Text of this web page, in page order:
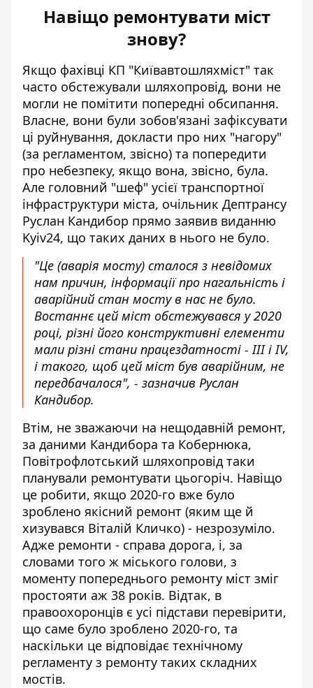
Навіщо ремонтувати міст
знову?
Якщо фахівці КП "Київавтошляхміст" так
часто обстежували шляхопровід, вони не
могли не помітити попередні обсипання.
Власне, вони були зобов'язані зафіксувати
ці руйнування, докласти про них "нагору"
(за регламентом, звісно) та попередити
про небезпеку, якщо вона, звісно, була.
Але головний "шеф" усієї транспортної
інфраструктури міста, очільник Дептрансу
Руслан Кандибор прямо заявив виданню
Kyiv24, що таких даних в нього не було.
"Це (аварія мосту) сталося з невідомих
нам причин, інформації про нагальність і
аварійний стан мосту в нас не було.
Востаннє цей міст обстежувався у 2020
році, різні його конструктивні елементи
мали різні стани працездатності - ІІІ і ІV,
і такого, щоб цей міст був аварійним, не
передбачалося", - зазначив Руслан
Кандибор.
Втім, не зважаючи на нещодавній ремонт,
за даними Кандибора та Кобернюка,
Повітрофлотський шляхопровід таки
планували ремонтувати цьогоріч. Навіщо
це робити, якщо 2020-го вже було
зроблено якісний ремонт (яким ще й
хизувався Віталій Кличко) - незрозуміло.
Адже ремонти - справа дорога, і, за
словами того ж міського голови, з
моменту попереднього ремонту міст зміг
простояти аж 38 років. Відтак, в
правоохоронців є усі підстави перевірити,
що саме було зроблено 2020-го, та
наскільки це відповідає технічному
регламенту з ремонту таких складних
мостів.